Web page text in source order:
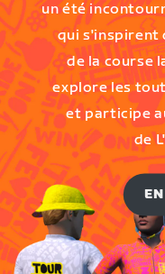
un été
qui s'inspirent
de la course
explore les
et participe
de